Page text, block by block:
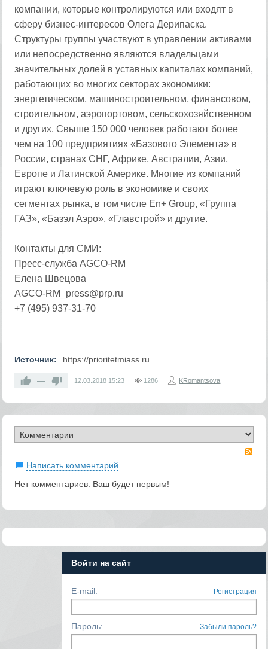
компании, которые контролируются или входят в
сферу бизнес-интересов Олега Дерипаска.
Структуры группы участвуют в управлении активами
или непосредственно являются владельцами
значительных долей в уставных капиталах компаний,
работающих во многих секторах экономики:
энергетическом, машиностроительном, финансовом,
строительном, аэропортовом, сельскохозяйственном
и других. Свыше 150 000 человек работают более
чем на 100 предприятиях «Базового Элемента» в
России, странах СНГ, Африке, Австралии, Азии,
Европе и Латинской Америке. Многие из компаний
играют ключевую роль в экономике и своих
сегментах рынка, в том числе En+ Group, «Группа
ГАЗ», «Базэл Аэро», «Главстрой» и другие.
Контакты для СМИ:
Пресс-служба AGCO-RM
Елена Швецова
AGCO-RM_press@prp.ru
+7 (495) 937-31-70
Источник: https://prioritetmiass.ru
— 12.03.2018 15:23 1286 KRomantsova
Написать комментарий
Нет комментариев. Ваш будет первым!
Войти на сайт
E-mail: Регистрация
Пароль: Забыли пароль?